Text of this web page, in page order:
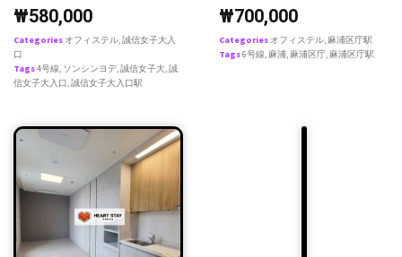
₩580,000
Categories オフィステル 誠信女子大入
口
Tags4号線 ソンシンヨデ 誠信女子大 誠
信女子大入口 誠信女子大入口駅
₩700,000
Categories オフィステル 麻浦区庁駅
Tags6号線 麻浦 麻浦区庁 麻浦区庁駅